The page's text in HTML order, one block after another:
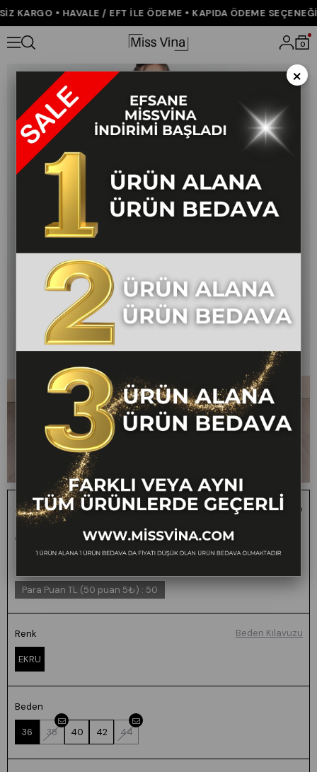
KARGO • HAVALE / EFT İLE ÖDEME • KAPIDA ÖDEME SEÇENEĞİ
0
Anasayfa KOLEKSİYON Ceket Yaka Kolsuz Cepli ve Kemerli
Ceket Yaka Kolsuz Cepli ve Kemerli Tulum 50334
₺3.000,00 ₺1.499,00 50
1 ALANA 1 BEDAVA -
FARKLI VEYA AYNI
TÜM ÜRÜNLERDE
Para Puan TL (50 puan 5₺) : 50
Renk
EKRU
Beden
36 38 40 42 44
Beden Kılavuzu
×